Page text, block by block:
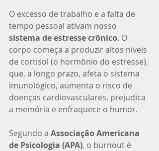
O excesso de trabalho e a falta de
tempo pessoal ativam nosso
sistema de estresse crônico. O
corpo começa a produzir altos níveis
de cortisol (o hormônio do estresse),
que, a longo prazo, afeta o sistema
imunológico, aumenta o risco de
doenças cardiovasculares, prejudica
a memória e enfraquece o humor.
Segundo a Associação Americana
de Psicologia (APA), o burnout é